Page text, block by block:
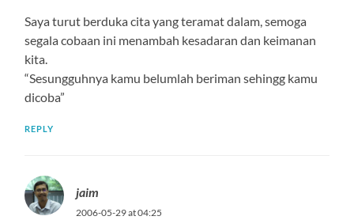
Saya turut berduka cita yang teramat dalam, semoga
segala cobaan ini menambah kesadaran dan keimanan
kita.
“Sesungguhnya kamu belumlah beriman sehingg kamu
dicoba”
REPLY
jaim
2006-05-29 at 04:25